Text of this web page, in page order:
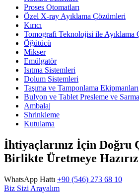
Proses Otomatları
Özel X-ray Ayıklama Çözümleri
Kırıcı
Tomografi Teknolojisi ile Ayıklama
Öğütücü
Mikser
Emülgatör
Isıtma Sistemleri
Dolum Sistemleri
Taşıma ve Tamponlama Ekipmanları
Bulyon ve Tablet Presleme ve Sarma
Ambalaj
Shrinkleme
Kutulama
İhtiyaçlarınız İçin Doğru
Birlikte Üretmeye Hazırız
WhatsApp Hattı +90 (546) 273 68 10
Biz Sizi Arayalım